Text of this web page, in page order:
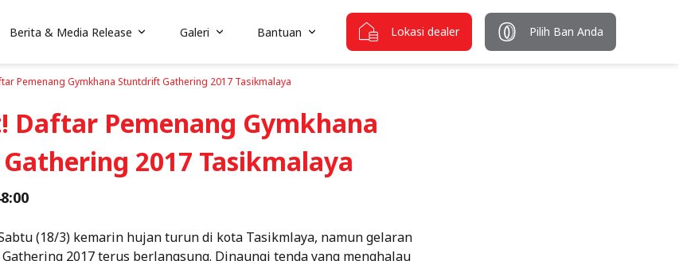
Berita & Media Release Galeri Bantuan Lokasi dealer Pilih Ban Anda
Pemenang Gymkhana Stuntdrift Gathering 2017 Tasikmalaya
Daftar Pemenang Gymkhana
2017 Tasikmalaya
(18/3) kemarin hujan turun di kota Tasikmlaya, namun gelaran
2017 terus berlangsung. Dinaungi tenda yang menghalau